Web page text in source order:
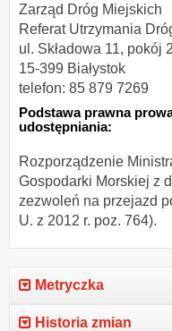
Zarząd Dróg Miejskich
Referat Utrzymania
ul. Składowa 11, pokój
15-399 Białystok
telefon: 85 879 7269
Podstawa prawna
udostępniania:
Rozporządzenie
Gospodarki Morskiej z
zezwoleń na przejazd
U. z 2012 r. poz. 764).
Metryczka
Historia zmian